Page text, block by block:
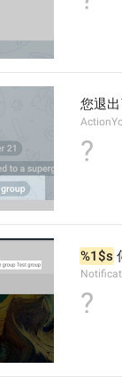
您退
?
%1$s
?